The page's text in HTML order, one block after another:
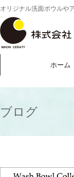
オリジナル洗面ボウルや
ホーム
ブログ